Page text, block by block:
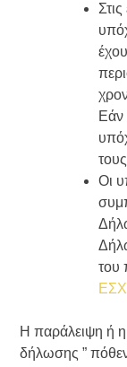
Εάν
Οι
του
Η παράλειψη ή
δήλωσης ” πόθεν